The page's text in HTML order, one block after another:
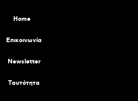
Home
Επικοινωνία
Newsletter
Tαυτότητα